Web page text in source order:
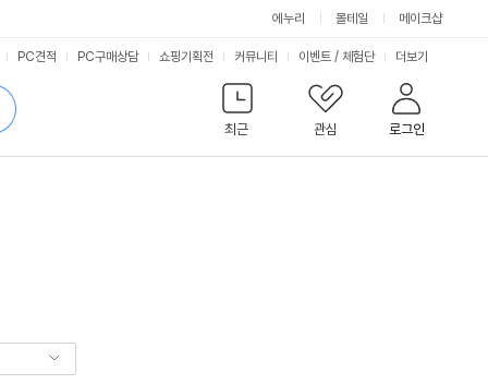
에누리 몰테일 메이크샵
최근
관심 로그인
PC견적 PC구매상담 쇼핑기획전 커뮤니티 이벤트 / 체험단 서
비
스
더보기